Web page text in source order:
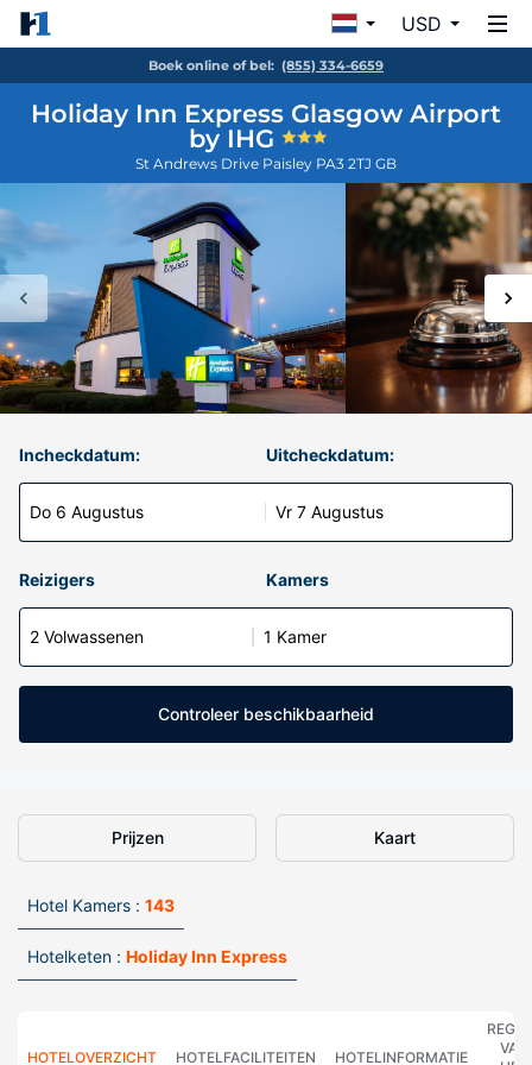
USD
Boek online of bel: (855) 334-6659
Holiday Inn Express Glasgow Airport
by IHG
St Andrews Drive Paisley PA3 2TJ GB
Incheckdatum:
Do 6 Augustus
Uitcheckdatum:
Vr 7 Augustus
Reizigers Kamers
2 Volwassenen 1 Kamer
Controleer beschikbaarheid
Prijzen Kaart
Hotel Kamers : 143
Hotelketen : Holiday Inn Express
HOTELOVERZICHT HOTELFACILITEITEN HOTELINFORMATIE
VAN